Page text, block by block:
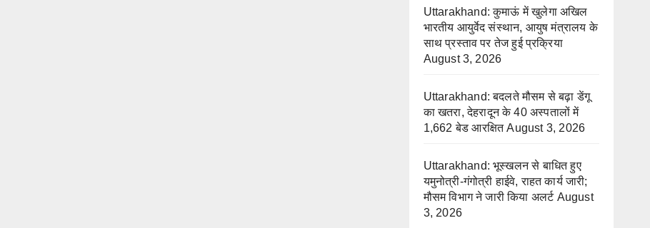
Uttarakhand: कुमाऊं में खुलेगा अखिल
भारतीय आयुर्वेद संस्थान, आयुष मंत्रालय के
साथ प्रस्ताव पर तेज हुई प्रक्रिया
August 3, 2026
Uttarakhand: बदलते मौसम से बढ़ा डेंगू
का खतरा, देहरादून के 40 अस्पतालों में
1,662 बेड आरक्षित August 3, 2026
Uttarakhand: भूस्खलन से बाधित हुए
यमुनोत्री-गंगोत्री हाईवे, राहत कार्य जारी;
मौसम विभाग ने जारी किया अलर्ट August
3, 2026